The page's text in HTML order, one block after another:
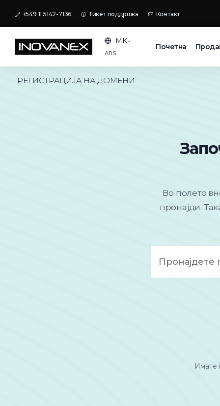
+549 11 5142-7136 Тикет поддршка Контакт
MK-
ARS
Почетна
РЕГИСТРАЦИЈА НА ДОМЕНИ
Во полето
пронајди.
Имате